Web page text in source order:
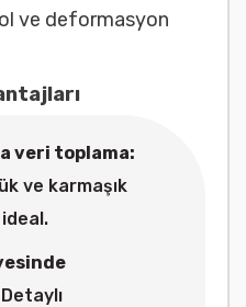
ve deformasyon
veri toplama:
ve karmaşık
Detaylı